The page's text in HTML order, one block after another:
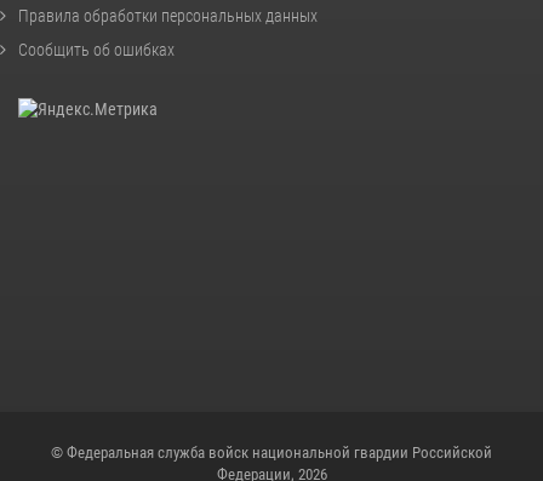
Правила обработки персональных данных
Сообщить об ошибках
© Федеральная служба войск национальной гвардии Российской
Федерации, 2026